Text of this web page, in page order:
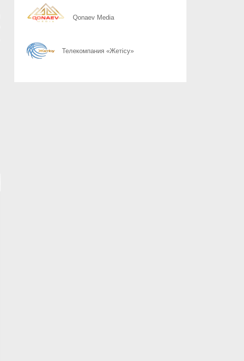
Qonaev Media
Телекомпания «Жетісу»